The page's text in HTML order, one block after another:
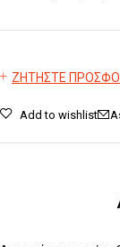
ΖΗΤΗΣΤΕ
Add to wishlist